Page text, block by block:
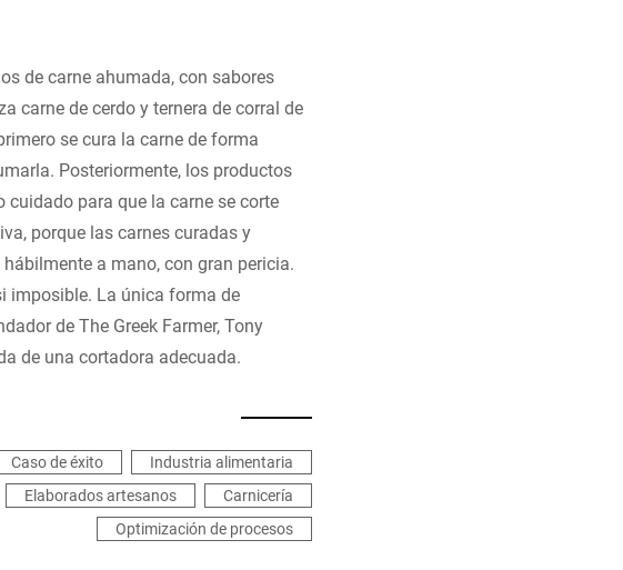
de carne ahumada, con sabores
carne de cerdo y ternera de corral de
se cura la carne de forma
Posteriormente, los productos
cuidado para que la carne se corte
porque las carnes curadas y
a mano, con gran pericia.
imposible. La única forma de
de The Greek Farmer, Tony
de una cortadora adecuada.
Caso de éxito
Industria alimentaria
Elaborados artesanos
Carnicería
Optimización de procesos